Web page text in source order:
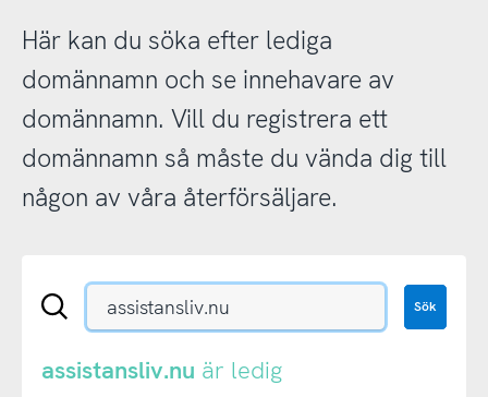
Här kan du söka efter lediga
domännamn och se innehavare av
domännamn. Vill du registrera ett
domännamn så måste du vända dig till
någon av våra återförsäljare.
Sök
eller
Sök
assistansliv.nu är ledig